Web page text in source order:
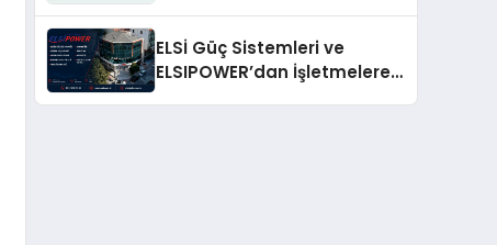
ELSİ Güç Sistemleri ve
ELSIPOWER’dan İşletmelere